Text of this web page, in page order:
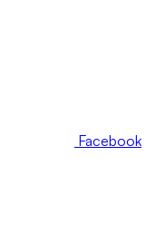
Facebook